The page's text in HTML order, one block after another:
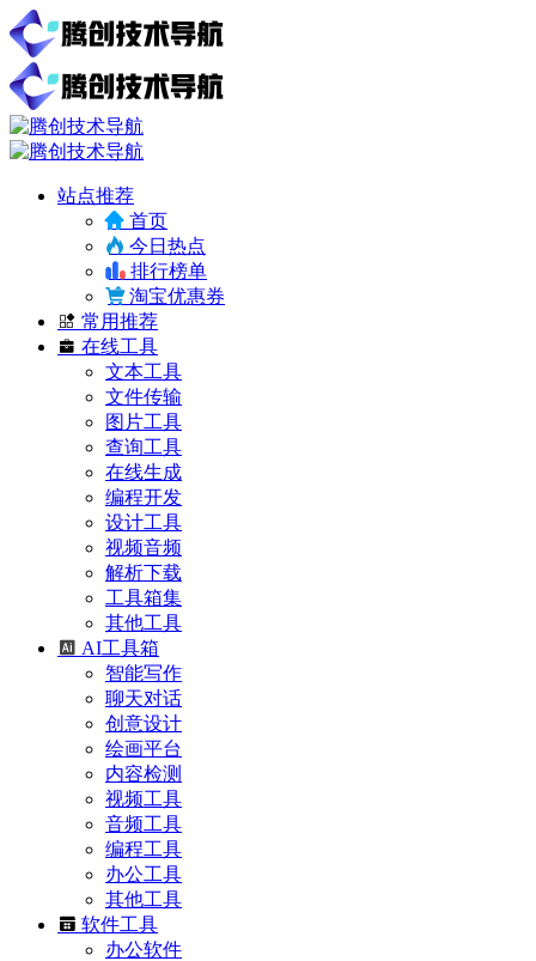
站点推荐
首页
今日热点
排行榜单
淘宝优惠券
常用推荐
在线工具
文本工具
文件传输
图片工具
查询工具
在线生成
编程开发
设计工具
视频音频
解析下载
工具箱集
其他工具
AI工具箱
智能写作
聊天对话
创意设计
绘画平台
内容检测
视频工具
音频工具
编程工具
办公工具
其他工具
软件工具
办公软件